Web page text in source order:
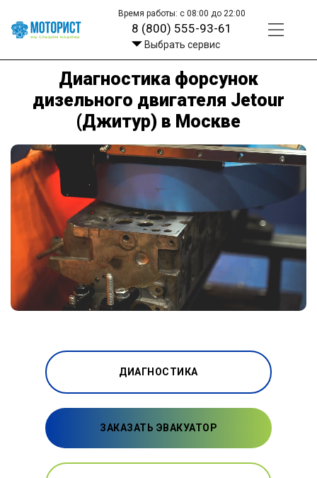
Время работы: с 08:00 до 22:00
8 (800) 555-93-61
Выбрать сервис
Диагностика форсунок
дизельного двигателя Jetour
(Джитур) в Москве
ДИАГНОСТИКА
ЗАКАЗАТЬ ЭВАКУАТОР